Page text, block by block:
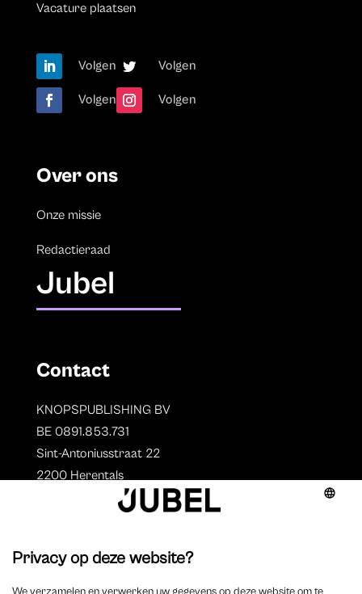
Vacature plaatsen
Volgen Volgen
Volgen Volgen
Over ons
Onze missie
Redactieraad
Jubel
Contact
KNOPSPUBLISHING BV
BE 0891.853.731
Sint-Antoniusstraat 22
2200 Herentals
Auteurs